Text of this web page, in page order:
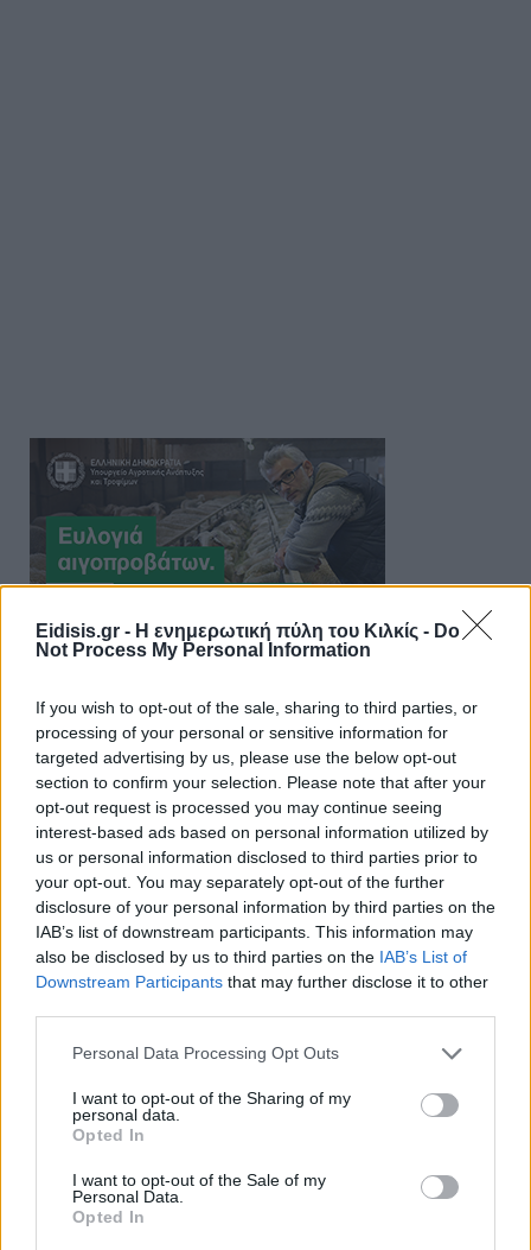
Eidisis.gr - Η ενημερωτική πύλη του Κιλκίς - Do
Not Process My Personal Information
If you wish to opt-out of the sale, sharing to third parties, or
processing of your personal or sensitive information for
targeted advertising by us, please use the below opt-out
section to confirm your selection. Please note that after your
opt-out request is processed you may continue seeing
interest-based ads based on personal information utilized by
us or personal information disclosed to third parties prior to
your opt-out. You may separately opt-out of the further
disclosure of your personal information by third parties on the
IAB’s list of downstream participants. This information may
also be disclosed by us to third parties on the IAB’s List of
Downstream Participants that may further disclose it to other
Personal Data Processing Opt Outs
I want to opt-out of the Sharing of my
personal data.
Opted In
I want to opt-out of the Sale of my
Personal Data.
Opted In
Πρωινή